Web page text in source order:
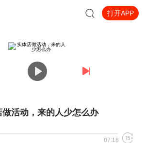
打开APP
做活动，来的人少怎么办
07:18